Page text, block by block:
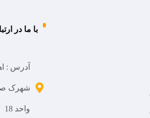
با ما در
آدرس :
واحد 18